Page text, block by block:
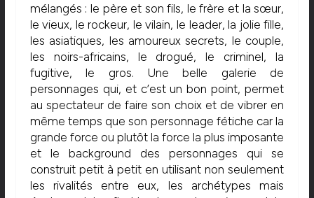
mélangés : le père et son fils, le frère et la sœur,
le vieux, le rockeur, le vilain, le leader, la jolie fille,
les asiatiques, les amoureux secrets, le couple,
les noirs-africains, le drogué, le criminel, la
fugitive, le gros. Une belle galerie de
personnages qui, et c’est un bon point, permet
au spectateur de faire son choix et de vibrer en
même temps que son personnage fétiche car la
grande force ou plutôt la force la plus imposante
et le background des personnages qui se
construit petit à petit en utilisant non seulement
les rivalités entre eux, les archétypes mais